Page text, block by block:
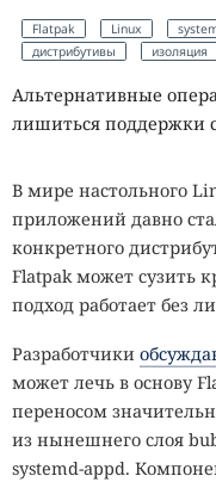
Flatpak Linux
дистрибутивы
изоляция
Альтернативные
лишиться поддержки
В мире настольного
приложений давно
конкретного
Flatpak может сузить
подход работает без
Разработчики
может лечь в основу
переносом
из нынешнего слоя
systemd-appd.